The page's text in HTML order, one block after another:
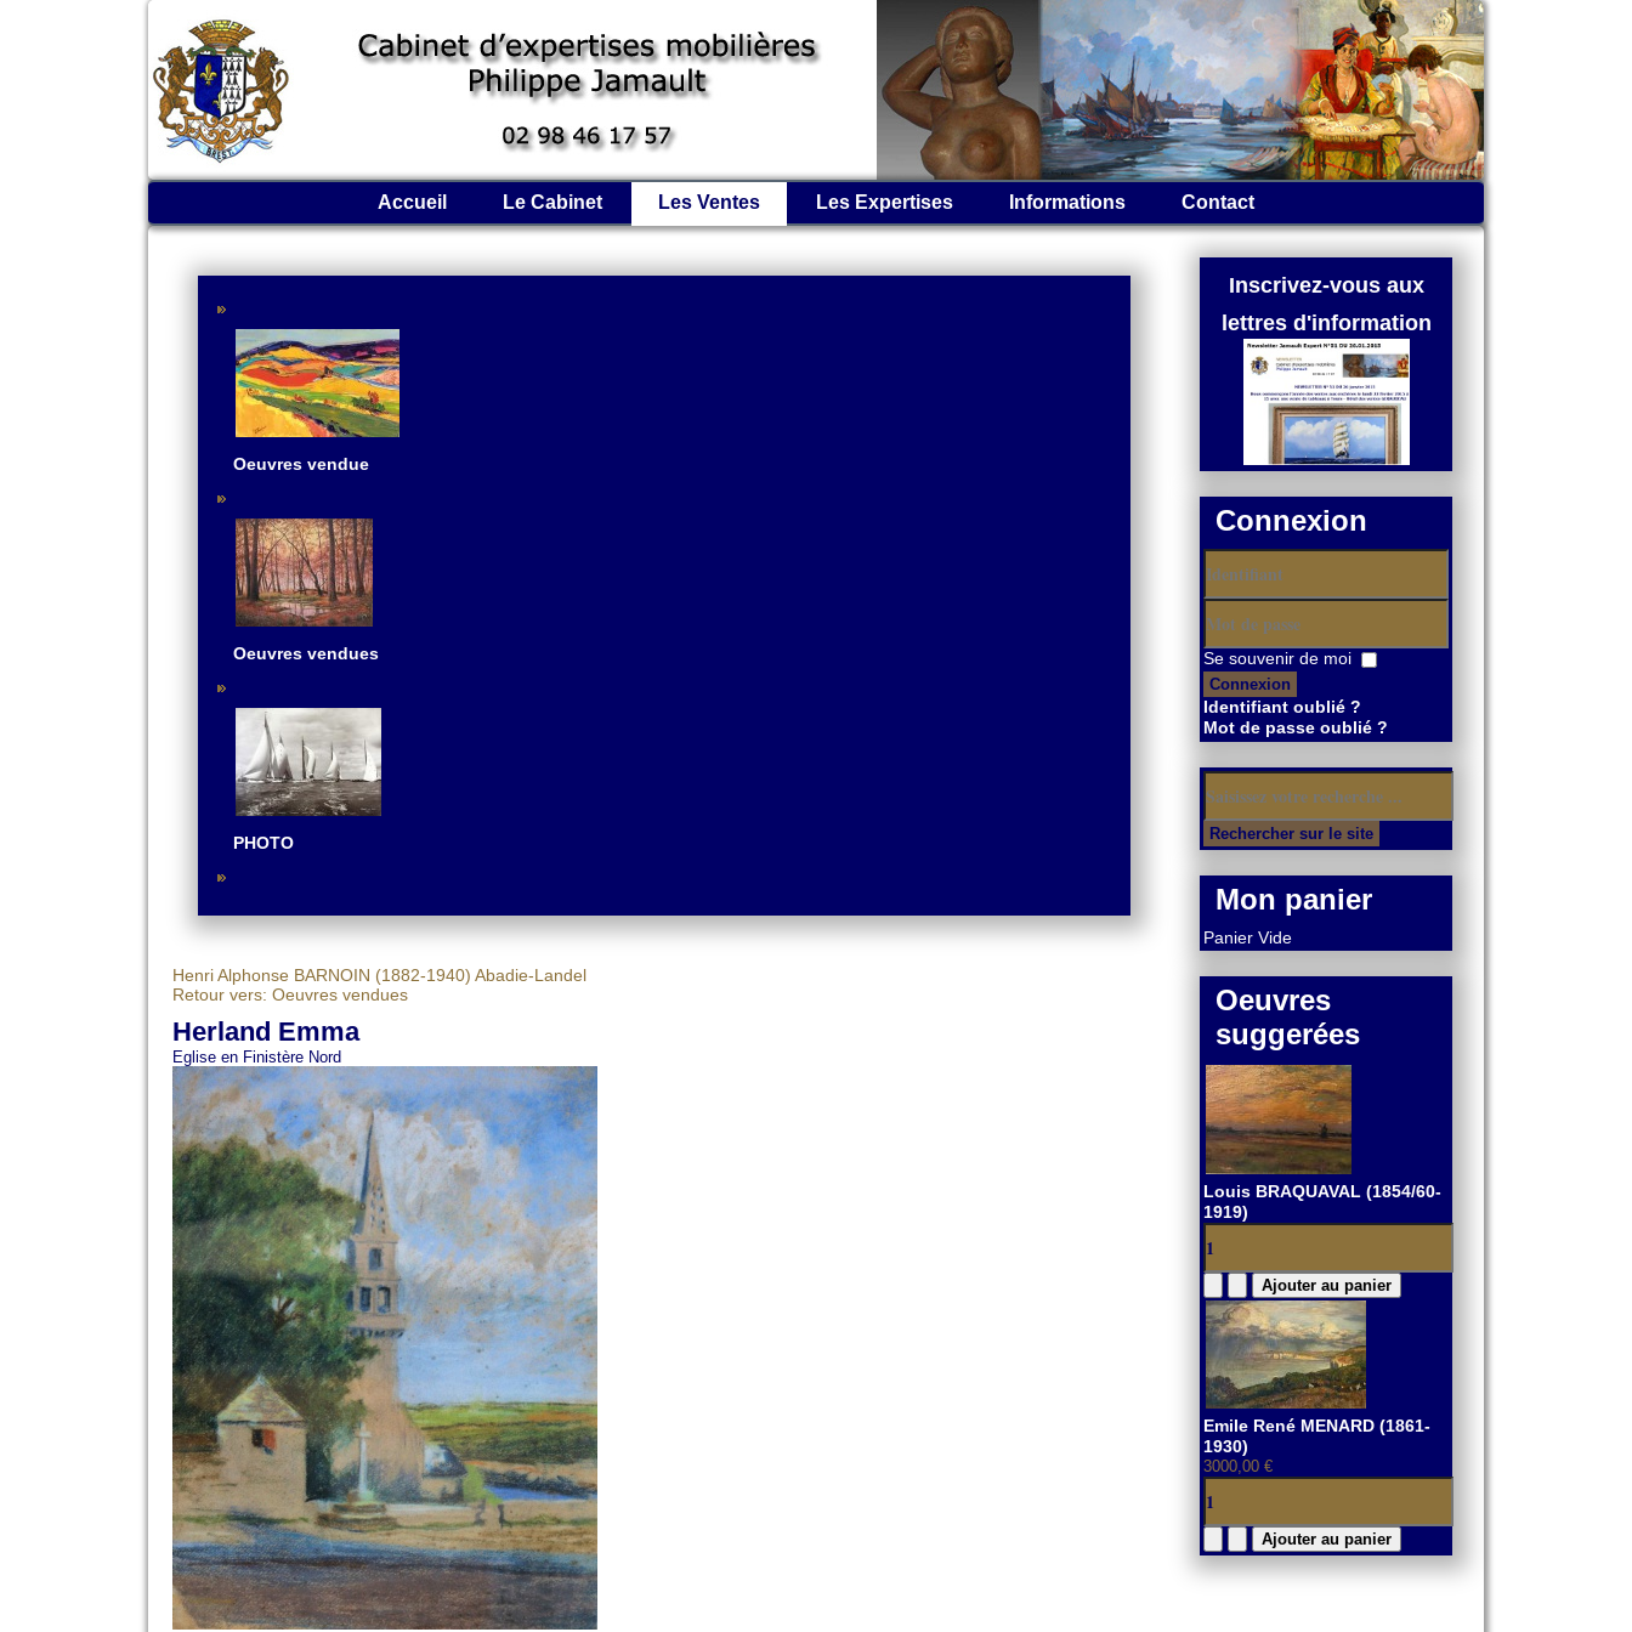
Accueil Le Cabinet Les Ventes Les Expertises Informations Contact
Oeuvres vendue
Oeuvres vendues
PHOTO
Henri Alphonse BARNOIN (1882-1940) Abadie-Landel
Retour vers: Oeuvres vendues
Herland Emma
Eglise en Finistère Nord
Inscrivez-vous aux
lettres d'information
Connexion
Mot
de
passe
Se souvenir de moi
Connexion
Identifiant oublié ?
Mot de passe oublié ?
Mon panier
Panier Vide
Oeuvres
suggerées
Louis BRAQUAVAL (1854/60-
1919)
Emile René MENARD (1861-
1930)
3000,00 €